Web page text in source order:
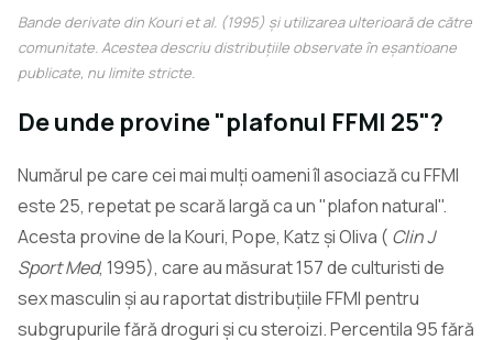
Bande derivate din Kouri et al. (1995) și utilizarea ulterioară de către
comunitate. Acestea descriu distribuțiile observate în eșantioane
publicate, nu limite stricte.
De unde provine "plafonul FFMI 25"?
Numărul pe care cei mai mulți oameni îl asociază cu FFMI
este 25, repetat pe scară largă ca un "plafon natural".
Acesta provine de la Kouri, Pope, Katz și Oliva ( Clin J
Sport Med, 1995), care au măsurat 157 de culturisti de
sex masculin și au raportat distribuțiile FFMI pentru
subgrupurile fără droguri și cu steroizi. Percentila 95 fără